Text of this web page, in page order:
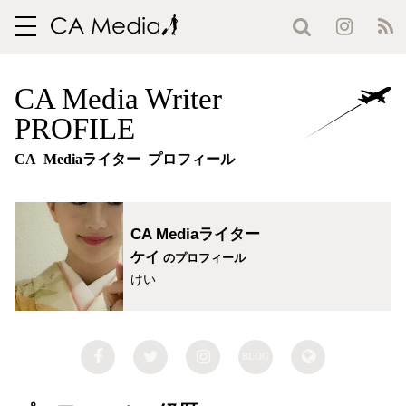
toggle
CA Media Writer
PROFILE
CA Mediaライター プロフィール
CA Mediaライター
ケイ のプロフィール
けい